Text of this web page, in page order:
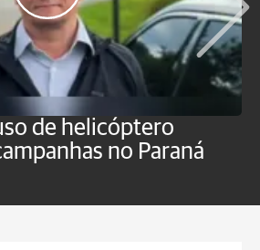
de helicóptero
no Paraná